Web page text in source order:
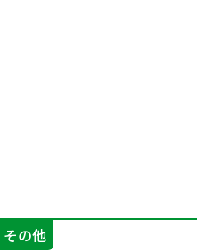
その他